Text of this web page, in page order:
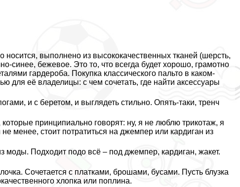
носится, выполнено из высококачественных тканей (шерсть,
синее, бежевое. Это то, что всегда будет хорошо, грамотно
гардероба. Покупка классического пальто в каком-
для её владелицы: с чем сочетать, где найти аксессуары
и с беретом, и выглядеть стильно. Опять-таки, тренч
принципиально говорят: ну, я не люблю трикотаж, я
менее, стоит потратиться на джемпер или кардиган из
моды. Подходит подо всё – под джемпер, кардиган, жакет.
Сочетается с платками, брошами, бусами. Пусть блузка
хлопка или поплина.